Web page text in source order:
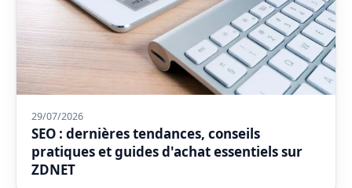
29/07/2026
SEO : dernières tendances, conseils
pratiques et guides d'achat essentiels sur
ZDNET